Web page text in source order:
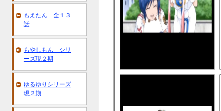
もえたん 全１３
話
もやしもん シリ
ーズ現２期
ゆるゆりシリーズ
現２期